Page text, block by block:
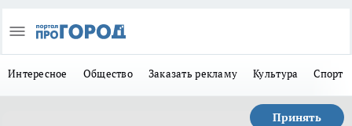
Интересное Общество Заказать рекламу Культура Спорт
Принять